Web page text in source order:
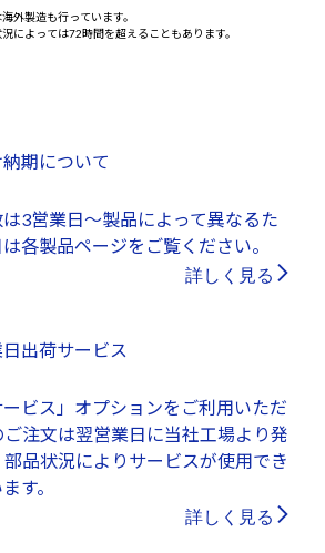
外製造も行っています。
によっては72時間を超えることもあります。
期について
3営業日～製品によって異なるた
各製品ページをご覧ください。
詳しく見る
出荷サービス
ービス」オプションをご利用いただ
ご注文は翌営業日に当社工場より発
品状況によりサービスが使用でき
す。
詳しく見る